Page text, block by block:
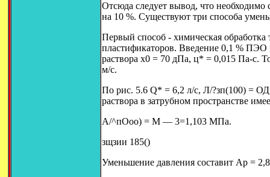
Отсюда следует вывод, что
на 10 %. Существуют три способа
Первый способ - химическая
пластификаторов. Введение 0,1 % ПЭО
раствора х0 = 70 дПа, ц* = 0,015 Па-с.
м/с.
По рис. 5.6 Q* = 6,2 л/с, Л/?зп(100) =
раствора в затрубном пространстве
А/^пОоо) = М — 3=1,103 МПа.
зщзии 185()
Уменьшение давления составит Ар =